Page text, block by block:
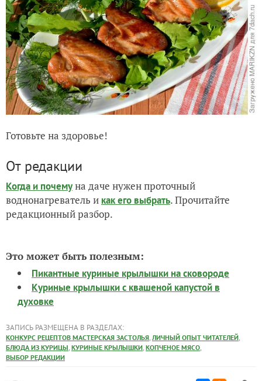
Готовьте на здоровье!
От редакции
Когда и почемуна даче нужен проточный
воднонагреватель и как его выбрать. Прочитайте
редакционный разбор.
Это может быть полезным:
Пикантные куриные крылышки на сковороде
Куриные крылышки с квашеной капустой в
духовке
ЗАПИСЬ РАЗМЕЩЕНА В РАЗДЕЛАХ:
КОНКУРС РЕЦЕПТОВ МАСТЕРСКАЯ ЗАСТОЛЬЯ, ЛИЧНЫЙ ОПЫТ ЧИТАТЕЛЕЙ,
БЛЮДА ИЗ КУРИЦЫ, КУРИНЫЕ КРЫЛЫШКИ, КОПЧЕНОЕ МЯСО,
ВЫБОР РЕДАКЦИИ